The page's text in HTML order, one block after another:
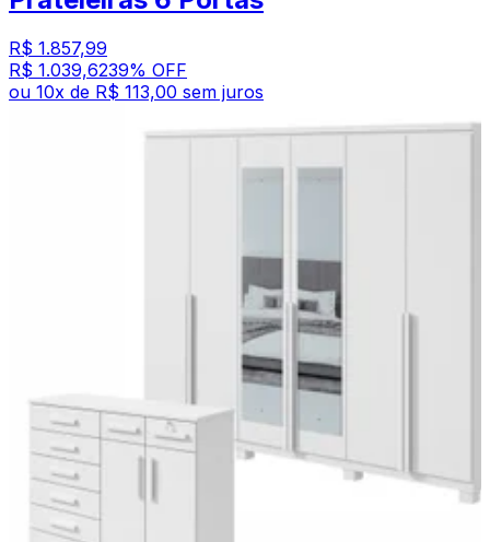
R$ 1.857,99
R$ 1.039,6239% OFF
ou 10x de R$ 113,00 sem juros